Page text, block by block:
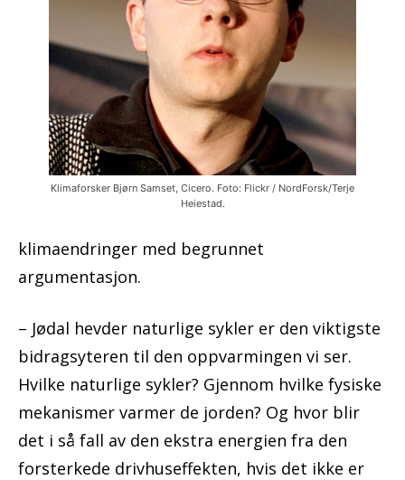
Klimaforsker Bjørn Samset, Cicero. Foto: Flickr / NordForsk/Terje
Heiestad.
klimaendringer med begrunnet
argumentasjon.
– Jødal hevder naturlige sykler er den viktigste
bidragsyteren til den oppvarmingen vi ser.
Hvilke naturlige sykler? Gjennom hvilke fysiske
mekanismer varmer de jorden? Og hvor blir
det i så fall av den ekstra energien fra den
forsterkede drivhuseffekten, hvis det ikke er